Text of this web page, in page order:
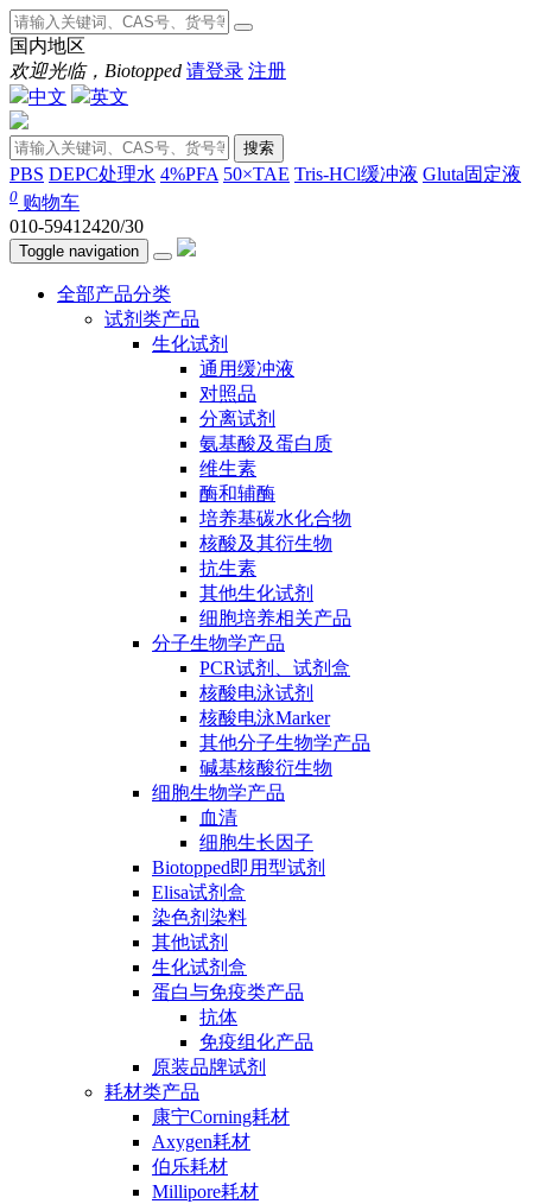
国内地区
欢迎光临，Biotopped 请登录 注册
中文
英文
搜索
PBS DEPC处理水 4%PFA 50×TAE Tris-HCl缓冲液 Gluta固定液
0 购物车
010-59412420/30
Toggle navigation
全部产品分类
试剂类产品
生化试剂
通用缓冲液
对照品
分离试剂
氨基酸及蛋白质
维生素
酶和辅酶
培养基碳水化合物
核酸及其衍生物
抗生素
其他生化试剂
细胞培养相关产品
分子生物学产品
PCR试剂、试剂盒
核酸电泳试剂
核酸电泳Marker
其他分子生物学产品
碱基核酸衍生物
细胞生物学产品
血清
细胞生长因子
Biotopped即用型试剂
Elisa试剂盒
染色剂染料
其他试剂
生化试剂盒
蛋白与免疫类产品
抗体
免疫组化产品
原装品牌试剂
耗材类产品
康宁Corning耗材
Axygen耗材
伯乐耗材
Millipore耗材